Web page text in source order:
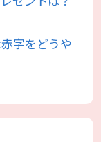
字をどうや